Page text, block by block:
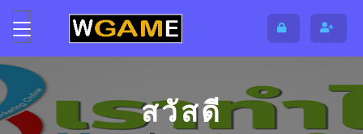
สวัสดี